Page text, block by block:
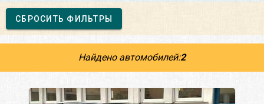
СБРОСИТЬ ФИЛЬТРЫ
Найдено автомобилей:2